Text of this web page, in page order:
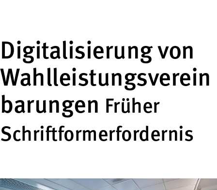
Digitalisierung von
Wahlleistungsverein
barungen Früher
Schriftformerfordernis